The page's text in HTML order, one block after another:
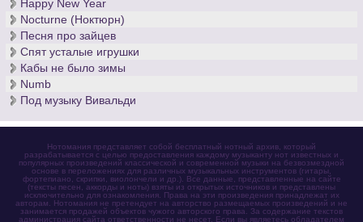
Happy New Year
Nocturne (Ноктюрн)
Песня про зайцев
Спят усталые игрушки
Кабы не было зимы
Numb
Под музыку Вивальди
Нотомания представляет собой бесплатный нотный архив, который
разрабатывается с целью предоставления каждому музыканту нот известных и
популярных произведений классической и современной музыки на безвозмездной
основе в переложениях для различных музыкальных инструментов (гитары,
фортепиано, скрипки, виолончели и др.). Все данные, представленные на сайте
(тексты песен, аккорды и ноты) взяты из открытых источников и представлены
исключительно для ознакомления. Права на эти произведения принадлежат их
авторам. Нотомания не претендует на авторство размещаемых произведений и не
занимается продажей объектов чужого авторского права. За содержание текстов
администрация сайта ответственности не несет. Если вы являетесь обладателем